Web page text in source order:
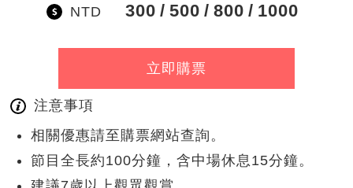
NTD 300 500 800 1000
立即購票
注意事項
相關優惠請至購票網站查詢。
節目全長約100分鐘，含中場休息15分鐘。